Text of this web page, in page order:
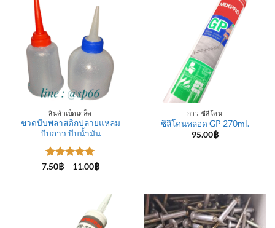
สินค้าเบ็ดเตล็ด
ขวดบีบพลาสติกปลายแหลม
บีบกาว บีบน้ำมัน
ให้คะแนน
7.50฿ – 11.00฿Price
11.00฿
กาว-ซีลีโคน
ซิลิโคนหลอด GP 270ml.
95.00฿